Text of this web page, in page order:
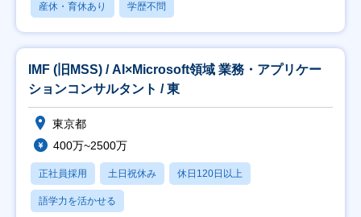
産休・育休あり 学歴不問
IMF (旧MSS) / AI×Microsoft領域 業務・アプリケー
ションコンサルタント / 東
東京都
400万~2500万
正社員採用 土日祝休み 休日120日以上
語学力を活かせる